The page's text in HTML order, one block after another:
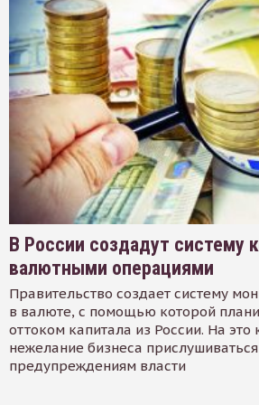
В России создадут систему
валютными операциями
Правительство создает систему
в валюте, с помощью которой
оттоком капитала из России. На это
нежелание бизнеса
предупреждениям власти